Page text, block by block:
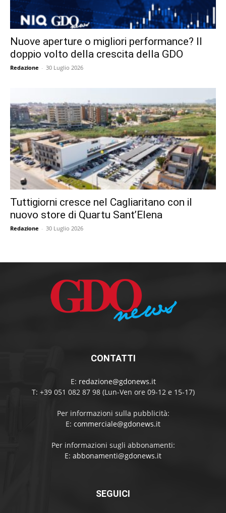
Nuove aperture o migliori performance? Il
doppio volto della crescita della GDO
Redazione - 30 Luglio 2026
Tuttigiorni cresce nel Cagliaritano con il
nuovo store di Quartu Sant’Elena
Redazione - 30 Luglio 2026
CONTATTI
E: redazione@gdonews.it
T: +39 051 082 87 98 (Lun-Ven ore 09-12 e 15-17)
Per informazioni sulla pubblicità:
E: commerciale@gdonews.it
Per informazioni sugli abbonamenti:
E: abbonamenti@gdonews.it
SEGUICI